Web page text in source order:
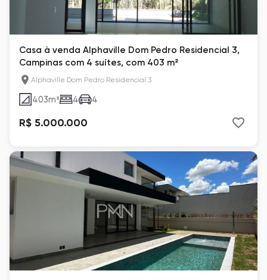
Casa à venda Alphaville Dom Pedro Residencial 3,
Campinas com 4 suítes, com 403 m²
Alphaville Dom Pedro Residencial 3
403m² 4 4
R$ 5.000.000